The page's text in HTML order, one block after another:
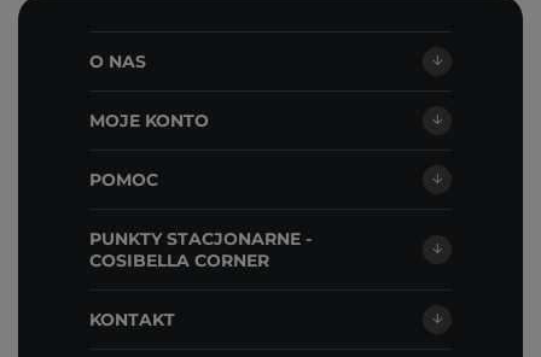
O NAS
MOJE KONTO
POMOC
PUNKTY STACJONARNE -
COSIBELLA CORNER
KONTAKT